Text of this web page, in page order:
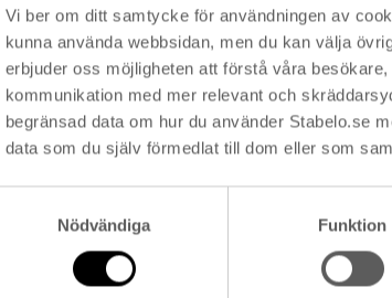
Vi ber om ditt samtycke för användningen av
kunna använda webbsidan, men du kan välja
erbjuder oss möjligheten att förstå våra
kommunikation med mer relevant och
begränsad data om hur du använder Stabelo.se
data som du själv förmedlat till dom eller som
Nödvändiga
Funktion
Vad kostar ett
Aktuell ränta: 3 %
Uppläggningsavgift: 0 kr
Aviavgift: 0 kr
Räkneexempel: Räntan för
lånar 200 000 kr och har lånet i 60 dagar